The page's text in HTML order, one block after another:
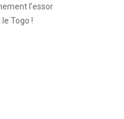
l’essor
Togo !